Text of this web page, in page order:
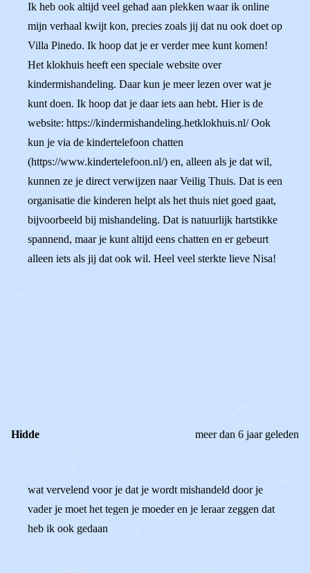
Ik heb ook altijd veel gehad aan plekken waar ik online
mijn verhaal kwijt kon, precies zoals jij dat nu ook doet op
Villa Pinedo. Ik hoop dat je er verder mee kunt komen!
Het klokhuis heeft een speciale website over
kindermishandeling. Daar kun je meer lezen over wat je
kunt doen. Ik hoop dat je daar iets aan hebt. Hier is de
website: https://kindermishandeling.hetklokhuis.nl/ Ook
kun je via de kindertelefoon chatten
(https://www.kindertelefoon.nl/) en, alleen als je dat wil,
kunnen ze je direct verwijzen naar Veilig Thuis. Dat is een
organisatie die kinderen helpt als het thuis niet goed gaat,
bijvoorbeeld bij mishandeling. Dat is natuurlijk hartstikke
spannend, maar je kunt altijd eens chatten en er gebeurt
alleen iets als jij dat ook wil. Heel veel sterkte lieve Nisa!
Hidde meer dan 6 jaar geleden
wat vervelend voor je dat je wordt mishandeld door je
vader je moet het tegen je moeder en je leraar zeggen dat
heb ik ook gedaan